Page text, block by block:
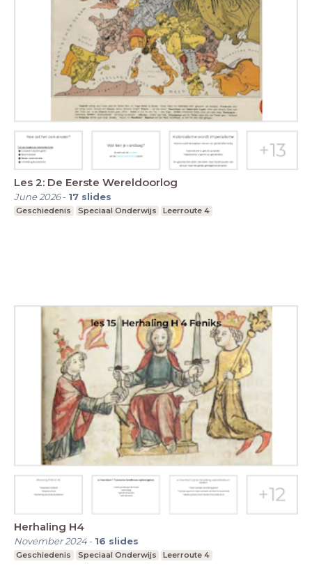
Les 2: De Eerste Wereldoorlog
June 2026- 17 slides
Geschiedenis Speciaal Onderwijs Leerroute 4
Herhaling H4
November 2024- 16 slides
Geschiedenis Speciaal Onderwijs Leerroute 4